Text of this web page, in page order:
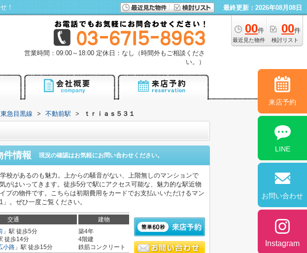
！ 最終更新：2026年08月08日
00件
最近見た物件
00件
検討リスト
営業時間：09:00～18:00 定休日：なし（時間外もご相談くださ
い。）
急目黒線 > 不動前駅 > ｔｒｉａｓ５３１
件情報 現況の確認はお気軽にお問い合わせください。
校があるのも魅力。上からの騒音がない、上階無しのマンションで
がはいってきます。徒歩5分で駅にアクセス可能な、魅力的な駅近物
プの物件です。こちらは初期費用をカードでお支払いいただけるマン
。ぜひ一度ご覧ください。
交通 建物
」駅 徒歩5分
徒歩14分
小路 」駅 徒歩15分
築4年
4階建
鉄筋コンクリート
来店予約
LINE
お問い合わせ
Instagram